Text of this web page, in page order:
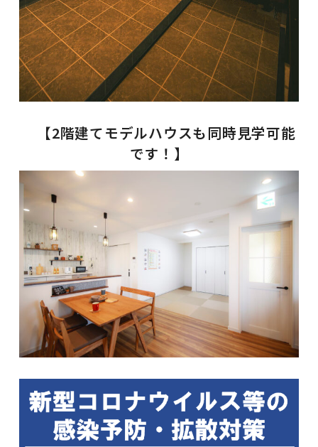
【2階建てモデルハウスも同時見学可能
です！】